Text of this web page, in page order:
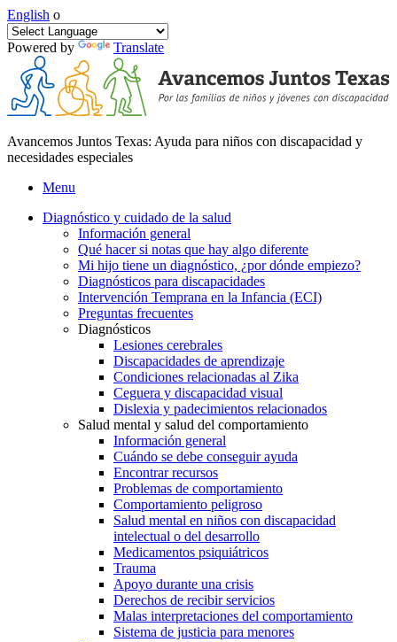
English o
Powered by Translate
Avancemos Juntos Texas: Ayuda para niños con discapacidad y
necesidades especiales
Menu
Diagnóstico y cuidado de la salud
Información general
Qué hacer si notas que hay algo diferente
Mi hijo tiene un diagnóstico, ¿por dónde empiezo?
Diagnósticos para discapacidades
Intervención Temprana en la Infancia (ECI)
Preguntas frecuentes
Diagnósticos
Lesiones cerebrales
Discapacidades de aprendizaje
Condiciones relacionadas al Zika
Ceguera y discapacidad visual
Dislexia y padecimientos relacionados
Salud mental y salud del comportamiento
Información general
Cuándo se debe conseguir ayuda
Encontrar recursos
Problemas de comportamiento
Comportamiento peligroso
Salud mental en niños con discapacidad
intelectual o del desarrollo
Medicamentos psiquiátricos
Trauma
Apoyo durante una crisis
Derechos de recibir servicios
Malas interpretaciones del comportamiento
Sistema de justicia para menores